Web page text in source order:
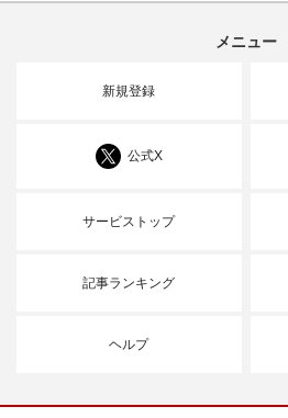
メニュー
新規登録
公式X
サービストップ
記事ランキング
ヘルプ